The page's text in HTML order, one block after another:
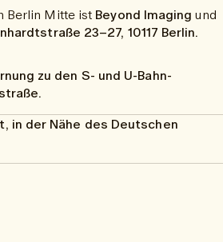
Berlin Mitte ist Beyond Imaging und
23–27, 10117 Berlin.
zu den S- und U-Bahn-
in der Nähe des Deutschen